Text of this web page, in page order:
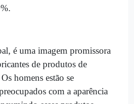
é uma imagem promissora
de produtos de
homens estão se
com a aparência